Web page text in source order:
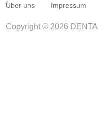
Über uns Impressum
Copyright © 2026